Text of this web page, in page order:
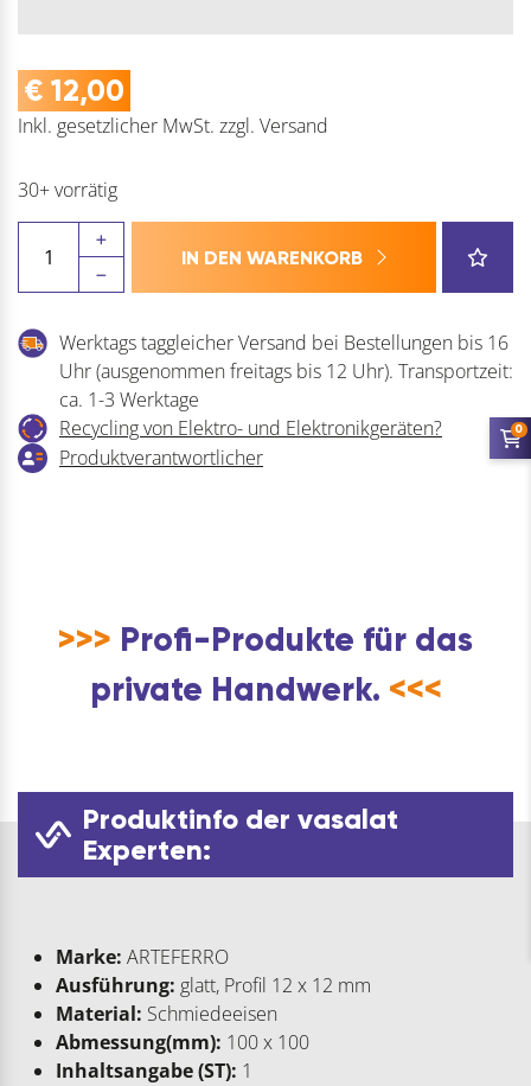
€ 12,00
Inkl. gesetzlicher MwSt. zzgl. Versand
30+ vorrätig
DESIGN
Zierelement
aus
geschmiedetem
Eisen
Kreuz
glatt
IN DEN WARENKORB
Werktags taggleicher Versand bei Bestellungen bis 16
Uhr (ausgenommen freitags bis 12 Uhr). Transportzeit:
ca. 1-3 Werktage
Recycling von Elektro- und Elektronikgeräten?
Produktverantwortlicher
>>> Profi-Produkte für das
private Handwerk. <<<
Produktinfo der vasalat
Experten:
Marke: ARTEFERRO
Ausführung: glatt, Profil 12 x 12 mm
Material: Schmiedeeisen
Abmessung(mm): 100 x 100
Inhaltsangabe (ST): 1
0